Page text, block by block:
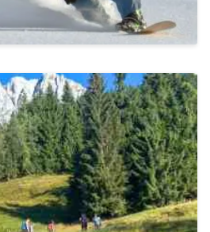
Kommunikation &
Im Salzburger Land